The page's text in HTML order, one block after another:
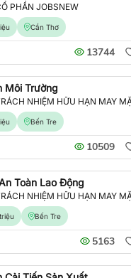
PHẦN JOBSNEW
Cần Thơ
13744
Môi Trường
Bến Tre
10509
Toàn Lao Động
Bến Tre
5163